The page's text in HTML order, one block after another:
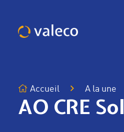
contenu
Accueil A la une
AO CRE Sol